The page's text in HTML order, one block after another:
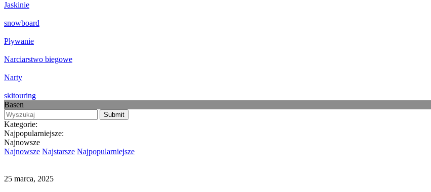
Jaskinie
snowboard
Pływanie
Narciarstwo biegowe
Narty
skitouring
Basen
Kategorie:
Najpopularniejsze:
Najnowsze
Najnowsze Najstarsze Najpopularniejsze
25 marca, 2025